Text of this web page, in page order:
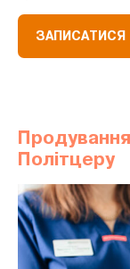
ЗАПИСАТИСЯ
Політцеру